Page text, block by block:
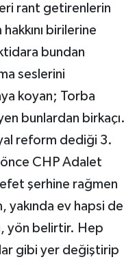
rant getirenlerin
birilerine
bundan
seslerini
koyan; Torba
bunlardan birkaçı.
reform dediği 3.
önce CHP Adalet
şerhine rağmen
ev hapsi de
yön belirtir. Hep
gibi yer değiştirip